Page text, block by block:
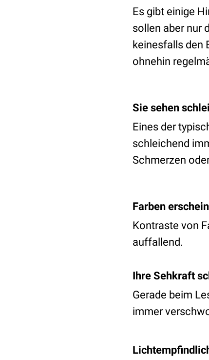
Es gibt einige
sollen aber nur
keinesfalls den
ohnehin
Sie sehen
Eines der
schleichend
Schmerzen
Farben
Kontraste von
auffallend.
Ihre Sehkraft
Gerade beim
immer